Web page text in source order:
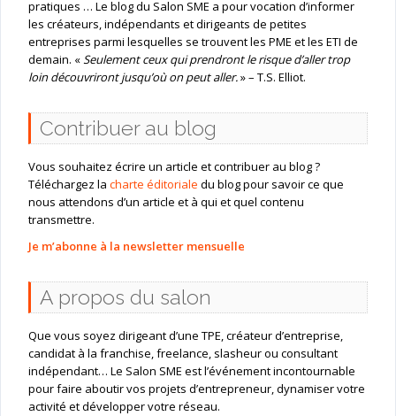
pratiques … Le blog du Salon SME a pour vocation d’informer
les créateurs, indépendants et dirigeants de petites
entreprises parmi lesquelles se trouvent les PME et les ETI de
demain. «Seulement ceux qui prendront le risque d’aller trop
loin découvriront jusqu’où on peut aller.» – T.S. Elliot.
Contribuer au blog
Vous souhaitez écrire un article et contribuer au blog ?
Téléchargez la charte éditoriale du blog pour savoir ce que
nous attendons d’un article et à qui et quel contenu
transmettre.
Je m’abonne à la newsletter mensuelle
A propos du salon
Que vous soyez dirigeant d’une TPE, créateur d’entreprise,
candidat à la franchise, freelance, slasheur ou consultant
indépendant… Le Salon SME est l’événement incontournable
pour faire aboutir vos projets d’entrepreneur, dynamiser votre
activité et développer votre réseau.